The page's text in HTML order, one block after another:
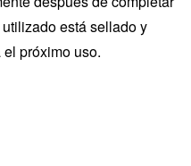
está sellado y
próximo uso.